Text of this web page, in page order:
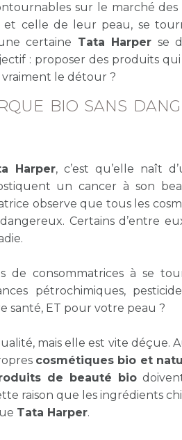
sur le marché des
celle de leur peau, se
certaine Tata Harper se
: proposer des produits
vraiment le détour ?
BIO SANS
Harper, c’est qu’elle naît
un cancer à son
observe que tous les
Certains d’entre
de consommatrices à se
pétrochimiques,
santé, ET pour votre peau ?
mais elle est vite déçue.
cosmétiques bio et
de beauté bio
raison que les ingrédients
Tata Harper.